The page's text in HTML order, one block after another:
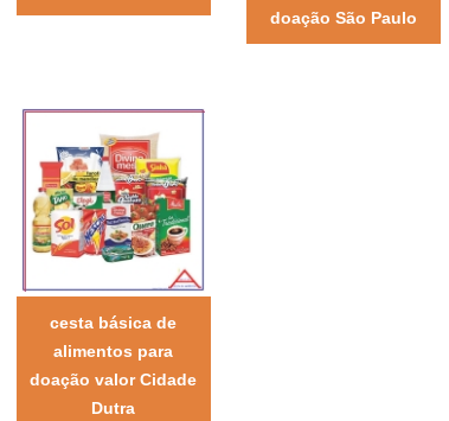
doação São Paulo
cesta básica de
alimentos para
doação valor Cidade
Dutra